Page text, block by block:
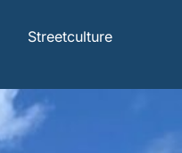
Streetculture